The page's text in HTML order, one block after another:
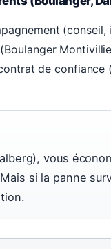
de
vous
si la panne